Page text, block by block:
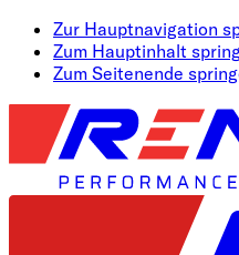
Zur Hauptnavigation
Zum Hauptinhalt
Zum Seitenende